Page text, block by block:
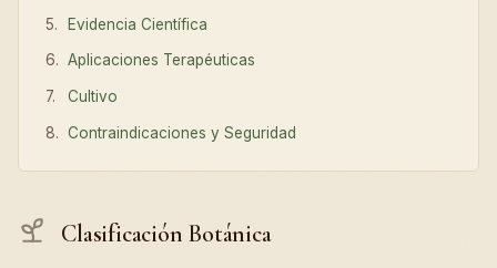
Evidencia Científica
Aplicaciones Terapéuticas
Cultivo
Contraindicaciones y Seguridad
Clasificación Botánica